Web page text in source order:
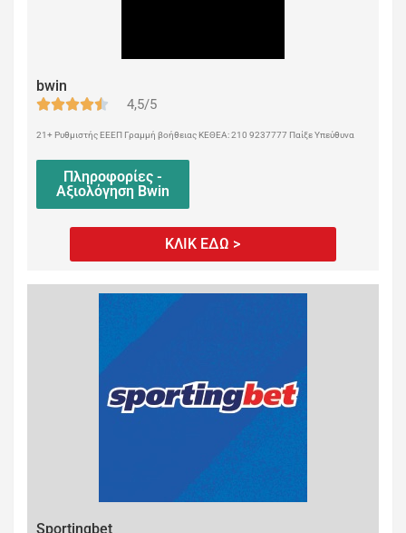
bwin
4,5/5
21+ Ρυθμιστής ΕΕΕΠ Γραμμή βοήθειας ΚΕΘΕΑ: 210 9237777 Παίξε Υπεύθυνα
Πληροφορίες -
Αξιολόγηση Bwin
ΚΛΙΚ ΕΔΩ >
Sportingbet